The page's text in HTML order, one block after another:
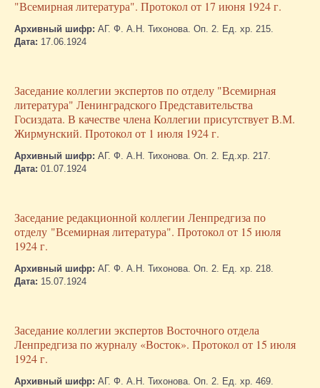
"Всемирная литература". Протокол от 17 июня 1924 г.
Архивный шифр: АГ. Ф. А.Н. Тихонова. Оп. 2. Ед. хр. 215.
Дата: 17.06.1924
Заседание коллегии экспертов по отделу "Всемирная
литература" Ленинградского Представительства
Госиздата. В качестве члена Коллегии присутствует В.М.
Жирмунский. Протокол от 1 июля 1924 г.
Архивный шифр: АГ. Ф. А.Н. Тихонова. Оп. 2. Ед.хр. 217.
Дата: 01.07.1924
Заседание редакционной коллегии Ленпредгиза по
отделу "Всемирная литература". Протокол от 15 июля
1924 г.
Архивный шифр: АГ. Ф. А.Н. Тихонова. Оп. 2. Ед. хр. 218.
Дата: 15.07.1924
Заседание коллегии экспертов Восточного отдела
Ленпредгиза по журналу «Восток». Протокол от 15 июля
1924 г.
Архивный шифр: АГ. Ф. А.Н. Тихонова. Оп. 2. Ед. хр. 469.